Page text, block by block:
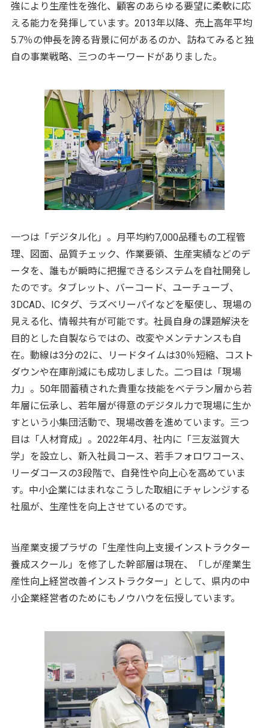
強により生産性を強化、顧客のあらゆる要望に柔軟に応
える能力を発揮しています。2013年以降、売上高年平均
5.7％の伸長を誇る背景に何があるのか、訪ねてみると独
自の事業戦略、三つのキーワードがありました。
一つは「デジタル化」。月平均約7,000品種もの工程管
理、図面、品質チェック、作業要領、生産実績などのデ
ータを、誰もが瞬時に把握できるシステムを自社開発し
たのです。タブレット、バーコード、ユーチューブ、
3DCAD、ICタグ、ラズベリーパイなどを駆使し、現場の
見える化、情報共有が可能です。社員自身の課題解決を
目的とした自製ならではの、改変やメンテナンスも自
在。動線は3分の2に、リードタイムは30％短縮、コスト
ダウンや在庫削減にも成功しました。二つ目は「現場
力」。50年間蓄積された貴重な技能をベテラン層から若
年層に伝承し、若年層が得意のデジタル力で現場に生か
すという小集団活動で、現場改善を進めています。三つ
目は「人材育成」。2022年4月、社内に「三友滋賀大
学」を設立し、新入社員コース、若手フォロワコース、
リーダコースの3段階で、自発性や向上心を高めていま
す。中小企業にはまれなこうした取組にチャレンジする
社風が、生産性を向上させているのです。
当産業支援プラザの「生産性向上支援インストラクター
養成スクール」を修了した幹部層は現在、「しが産業生
産性向上経営改善インストラクター」として、県内の中
小企業経営者のためにもノウハウを伝授しています。